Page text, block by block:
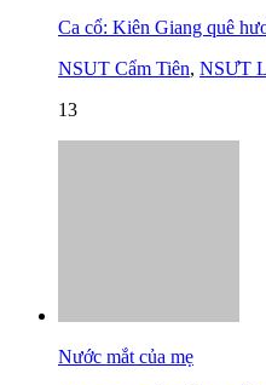
Ca cổ: Kiên Giang quê
NSUT Cẩm Tiên, NSƯT
13
Nước mắt của mẹ